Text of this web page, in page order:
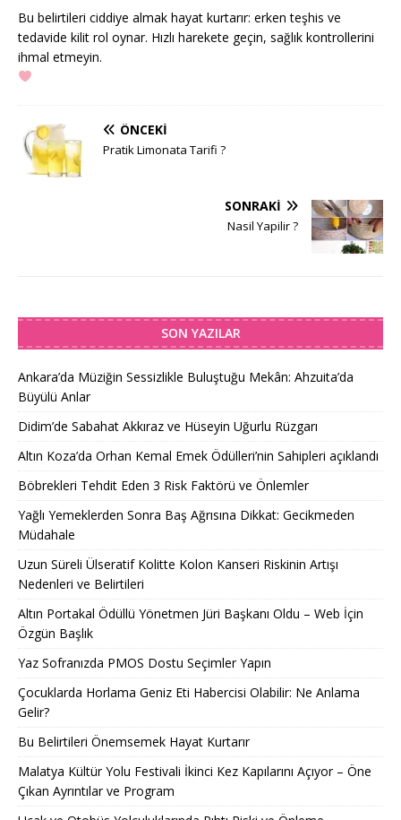
Bu belirtileri ciddiye almak hayat kurtarır: erken teşhis ve
tedavide kilit rol oynar. Hızlı harekete geçin, sağlık kontrollerini
ihmal etmeyin.
ÖNCEKI
Pratik Limonata Tarifi ?
SONRAKI
Nasil Yapilir ?
SON YAZILAR
Ankara’da Müziğin Sessizlikle Buluştuğu Mekân: Ahzuita’da
Büyülü Anlar
Didim’de Sabahat Akkıraz ve Hüseyin Uğurlu Rüzgarı
Altın Koza’da Orhan Kemal Emek Ödülleri’nin Sahipleri açıklandı
Böbrekleri Tehdit Eden 3 Risk Faktörü ve Önlemler
Yağlı Yemeklerden Sonra Baş Ağrısına Dikkat: Gecikmeden
Müdahale
Uzun Süreli Ülseratif Kolitte Kolon Kanseri Riskinin Artışı
Nedenleri ve Belirtileri
Altın Portakal Ödüllü Yönetmen Jüri Başkanı Oldu – Web İçin
Özgün Başlık
Yaz Sofranızda PMOS Dostu Seçimler Yapın
Çocuklarda Horlama Geniz Eti Habercisi Olabilir: Ne Anlama
Gelir?
Bu Belirtileri Önemsemek Hayat Kurtarır
Malatya Kültür Yolu Festivali İkinci Kez Kapılarını Açıyor – Öne
Çıkan Ayrıntılar ve Program